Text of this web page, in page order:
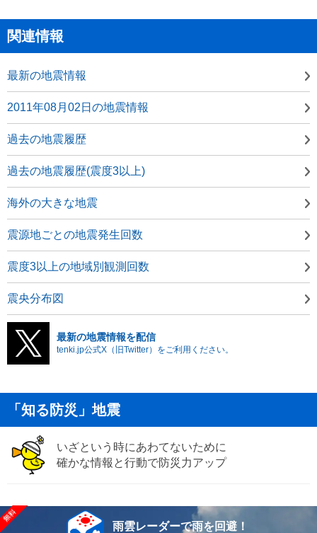
関連情報
最新の地震情報
2011年08月02日の地震情報
過去の地震履歴
過去の地震履歴(震度3以上)
海外の大きな地震
震源地ごとの地震発生回数
震度3以上の地域別観測回数
震央分布図
最新の地震情報を配信
tenki.jp公式X（旧Twitter）をご利用ください。
「知る防災」地震
いざという時にあわてないために
確かな情報と行動で防災力アップ
雨雲レーダーで雨を回避！